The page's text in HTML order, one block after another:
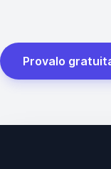
Provalo